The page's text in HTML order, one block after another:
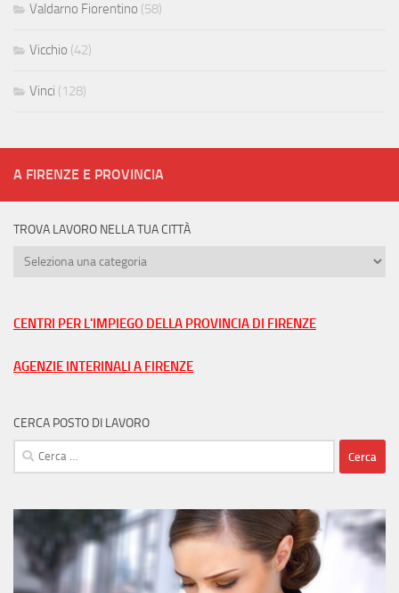
Valdarno Fiorentino (58)
Vicchio (42)
Vinci (128)
A FIRENZE E PROVINCIA
TROVA LAVORO NELLA TUA CITTÀ
Trova
tua
CENTRI PER L'IMPIEGO DELLA PROVINCIA DI FIRENZE
AGENZIE INTERINALI A FIRENZE
CERCA POSTO DI LAVORO
Ricerca
per: